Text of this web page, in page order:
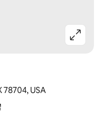
78704, USA